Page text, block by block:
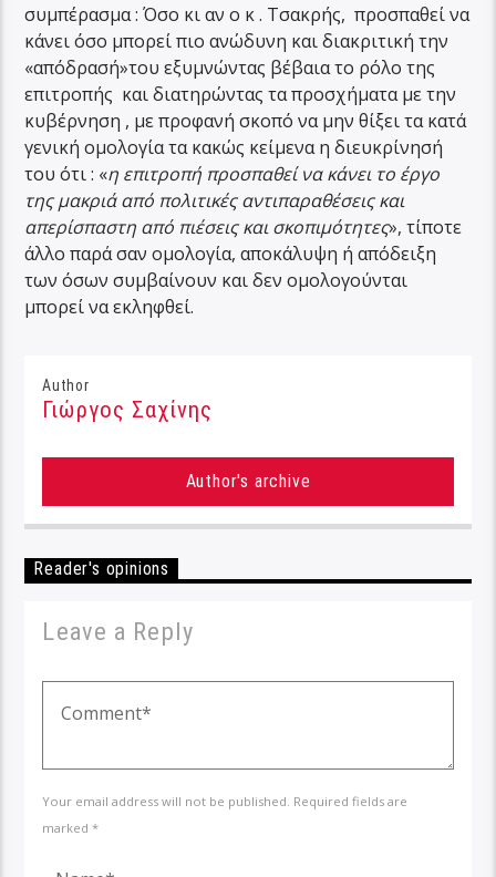
συμπέρασμα : Όσο κι αν ο κ . Τσακρής, προσπαθεί να
κάνει όσο μπορεί πιο ανώδυνη και διακριτική την
«απόδρασή»του εξυμνώντας βέβαια το ρόλο της
επιτροπής και διατηρώντας τα προσχήματα με την
κυβέρνηση , με προφανή σκοπό να μην θίξει τα κατά
γενική ομολογία τα κακώς κείμενα η διευκρίνησή
του ότι : «η επιτροπή προσπαθεί να κάνει το έργο
της μακριά από πολιτικές αντιπαραθέσεις και
απερίσπαστη από πιέσεις και σκοπιμότητες», τίποτε
άλλο παρά σαν ομολογία, αποκάλυψη ή απόδειξη
των όσων συμβαίνουν και δεν ομολογούνται
μπορεί να εκληφθεί.
Author
Γιώργος Σαχίνης
Author's archive
Reader's opinions
Leave a Reply
Your email address will not be published. Required fields are
marked *